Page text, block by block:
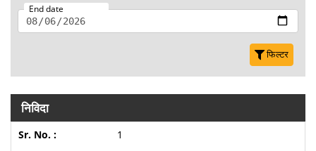
End date
फिल्टर
निविदा
1